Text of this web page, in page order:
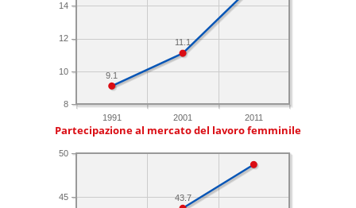
1991 2001 2011
8
10
12
14
11.1
9.1
Partecipazione al mercato del lavoro femminile
45
50
43.7